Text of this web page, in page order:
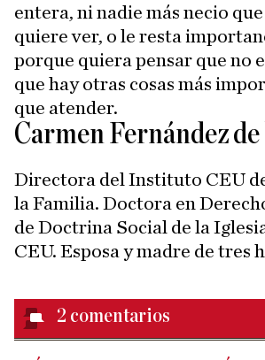
entera, ni nadie más necio
quiere ver, o le resta
porque quiera pensar que no
que hay otras cosas más
que atender.
Carmen Fernández de
Directora del Instituto CEU
la Familia. Doctora en
de Doctrina Social de la
CEU. Esposa y madre de tres
2 comentarios